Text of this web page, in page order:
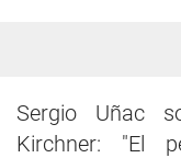
Sergio Uñac
Kirchner: "El